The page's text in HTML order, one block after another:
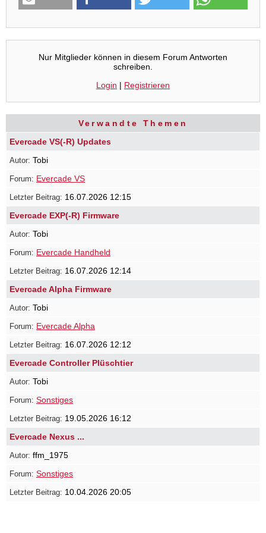
Nur Mitglieder können in diesem Forum Antworten
schreiben.
Login | Registrieren
Verwandte Themen
Evercade VS(-R) Updates
Tobi
Evercade VS
16.07.2026 12:15
Evercade EXP(-R) Firmware
Tobi
Evercade Handheld
16.07.2026 12:14
Evercade Alpha Firmware
Tobi
Evercade Alpha
16.07.2026 12:12
Evercade Controller Plüschtier
Tobi
Sonstiges
19.05.2026 16:12
Evercade Nexus ...
ffm_1975
Sonstiges
10.04.2026 20:05